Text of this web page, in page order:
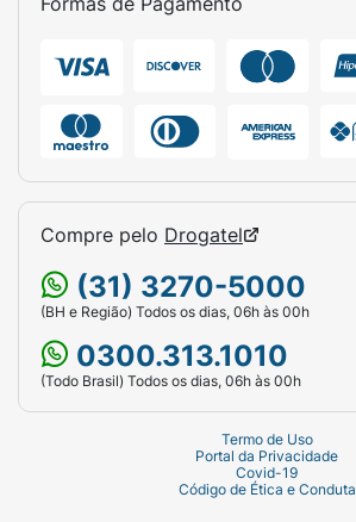
Compre pelo Drogatel
(31) 3270-5000
(BH e Região) Todos os dias, 06h às 00h
0300.313.1010
(Todo Brasil) Todos os dias, 06h às 00h
Termo de Uso
Portal da Privacidade
Covid-19
Código de Ética e Conduta